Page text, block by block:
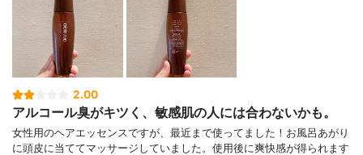
2.00
アルコール臭がキツく、敏感肌の人には合わないかも。
女性用のヘアエッセンスですが、最近まで使ってました！お風呂あがり
に頭皮に当ててマッサージしていました。使用後に爽快感が得られます